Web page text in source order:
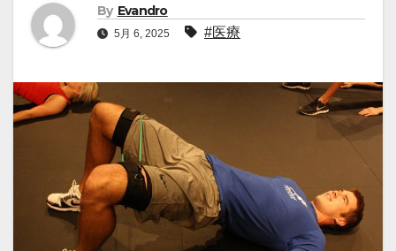
By Evandro
5月 6, 2025 #医療